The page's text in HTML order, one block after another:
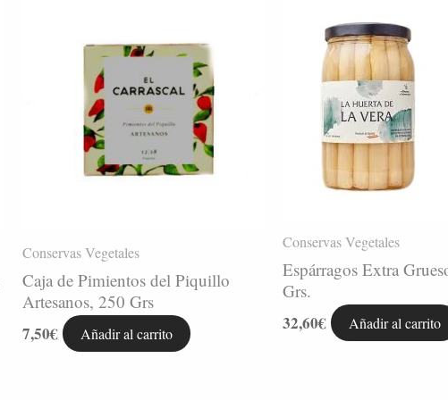
Conservas Vegetales
Caja de Pimientos del Piquillo
Artesanos, 250 Grs
7,50€ Añadir al carrito
Conservas Vegetales
Espárragos Extra
Grs.
32,60€ Añadir al carrito